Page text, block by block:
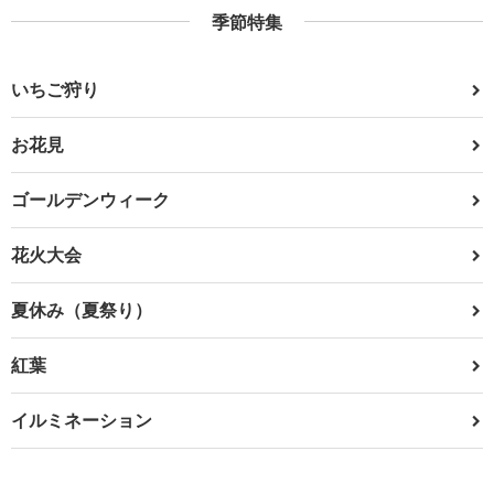
季節特集
いちご狩り
お花見
ゴールデンウィーク
花火大会
夏休み（夏祭り）
紅葉
イルミネーション